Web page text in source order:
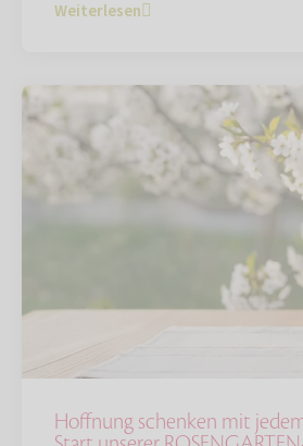
Weiterlesen
Hoffnung schenken mit